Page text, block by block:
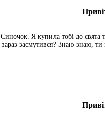
Синочок. Я купила тобі до
зараз засмутився? Знаю-знаю,